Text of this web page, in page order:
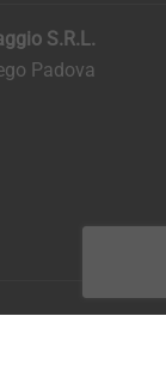
S.R.L.
Padova